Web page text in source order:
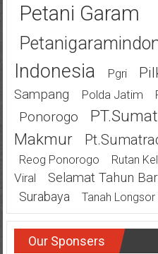
Petani Garam
Indonesia
Pgri
Sampang
Polda Jatim
Ponorogo
Makmur
Reog Ponorogo Rutan
Viral
Selamat Tahun
Surabaya
Tanah Longsor
Our Sponsers